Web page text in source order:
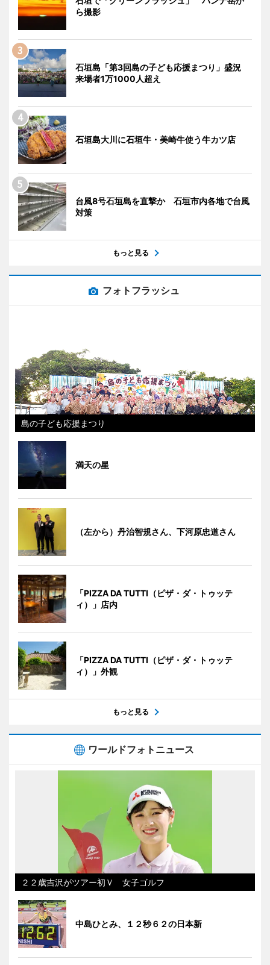
ら撮影
石垣島「第3回島の子ども応援まつり」盛況
来場者1万1000人超え
石垣島大川に石垣牛・美崎牛使う牛カツ店
台風8号石垣島を直撃か 石垣市内各地で台風
対策
もっと見る
フォトフラッシュ
島の子ども応援まつり
満天の星
（左から）丹治智規さん、下河原忠道さん
「PIZZA DA TUTTI（ピザ・ダ・トゥッテ
ィ）」店内
「PIZZA DA TUTTI（ピザ・ダ・トゥッテ
ィ）」外観
もっと見る
ワールドフォトニュース
２２歳吉沢がツアー初Ｖ 女子ゴルフ
中島ひとみ、１２秒６２の日本新